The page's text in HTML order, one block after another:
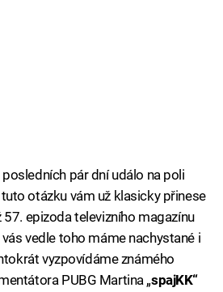
pár dní událo na poli
otázku vám už klasicky přinese
57. epizoda televizního magazínu
vedle toho máme nachystané i
vyzpovídáme známého
PUBG Martina „spajKK“